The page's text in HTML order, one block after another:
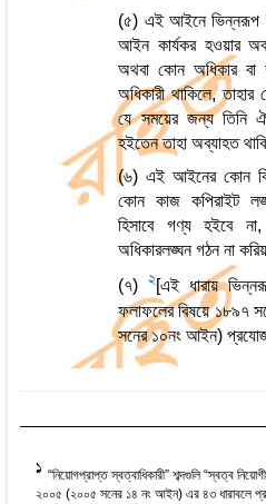
(৫) এই আইনে ভিন্নরূপ
আইন কার্যকর হওয়ার
অথবা কোন অধিকার বা
অধিকারী থাকিলে,
যে সময়ের জন্য তিনি
হইতেন তাহা অব্যাহত
(৬) এই আইনের কোন
কোন কাজ কপিরাইট
হিসাবে গণ্য হইবে
অধিকারলঙ্ঘন গঠন না
(৭)2[এই ধারায়
ফলাফলের বিষয়ে ১৮৯৭
সনের ১০নং আইন)
1 “নিয়োগপ্রাপ্ত স্বত্বাধিকারী” শব্দগুলি “স্বত্ব
২০০৫ (২০০৫ সনের ১৪ নং আইন) এর ৪৩ ধারাবলে